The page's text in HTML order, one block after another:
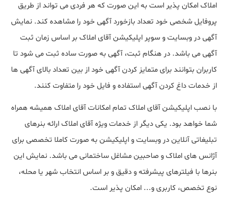
املاک امکان پذیر است به این صورت که هر فردی می تواند از طریق
پروفایل شخصی خود تعداد بازخورد آگهی خود را مشاهده کند. نمایش
آگهی در وبسایت و سوپر اپلیکیشن آقای املاک بر اساس زمان ثبت
آگهی می باشد. در هنگام ثبت، آگهی به صورت ساده ثبت می شود تا
کاربران بتوانند برای متمایز کردن آگهی خود از بین تعداد بالای آگهی ها
از خدمات داغ کردن آگهی استفاده و فایل خود را متفاوت کنند.
با نصب اپلیکیشن آقای املاک تمام امکانات آقای املاک همیشه همراه
شما خواهد بود. یکی دیگر از خدمات ویژه آقای املاک ارائه بنرهای
تبلیغاتی آنلاین در وبسایت و اپلیکیشن به صورت کاملا تخصصی برای
آژانس های املاک و صاحبین مشاغل ساختمانی می باشد. نمایش این
بنرها با فیلترهای پیشرفته و دقیق و بر اساس انتخاب شهر یا محله،
نوع تخصص، کاربری و... امکان پذیر است.